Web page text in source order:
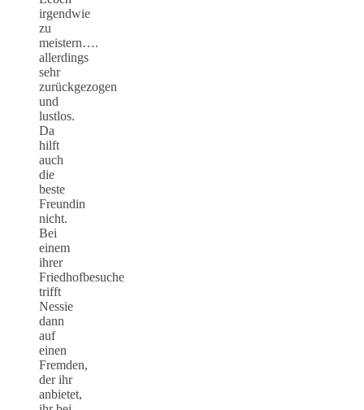
irgendwie
zu
meistern….
allerdings
sehr
zurückgezogen
und
lustlos.
Da
hilft
auch
die
beste
Freundin
nicht.
Bei
einem
ihrer
Friedhofbesuche
trifft
Nessie
dann
auf
einen
Fremden,
der ihr
anbietet,